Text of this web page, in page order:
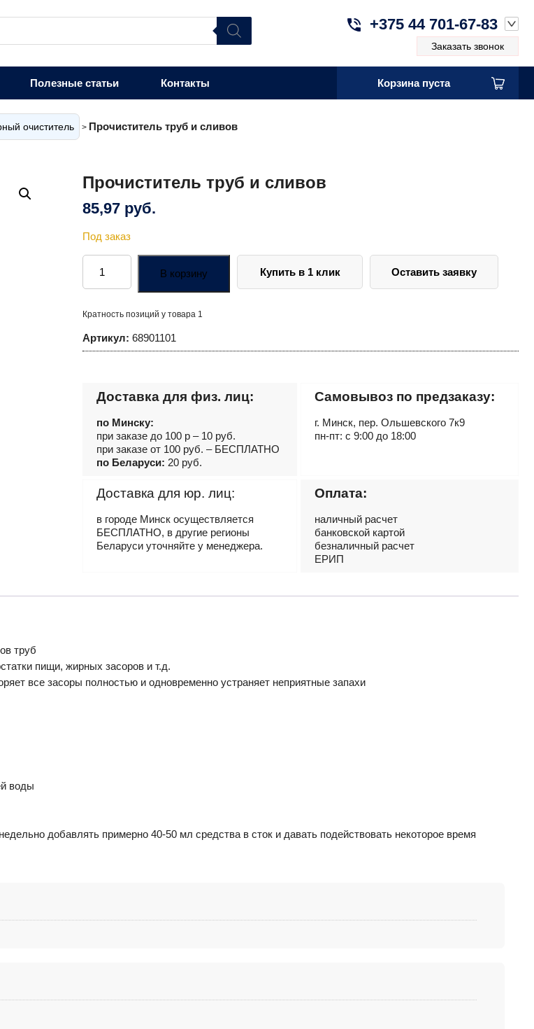
+375 44 701-67-83
Заказать звонок
Полезные статьи Контакты Корзина пуста
очиститель > Прочиститель труб и сливов
Прочиститель труб и сливов
85,97 руб.
Под заказ
Количество
товара
Прочиститель
труб
В корзину Оставить заявку
Купить в 1 клик
Кратность позиций у товара 1
Артикул: 68901101
Доставка для физ. лиц:
по Минску:
при заказе до 100 р – 10 руб.
при заказе от 100 руб. – БЕСПЛАТНО
по Беларуси: 20 руб.
Самовывоз по предзаказу:
г. Минск, пер. Ольшевского 7к9
пн-пт: с 9:00 до 18:00
Доставка для юр. лиц:
в городе Минск осуществляется
БЕСПЛАТНО, в другие регионы
Беларуси уточняйте у менеджера.
Оплата:
наличный расчет
банковской картой
безналичный расчет
ЕРИП
труб
пищи, жирных засоров и т.д.
все засоры полностью и одновременно устраняет неприятные запахи
воды
добавлять примерно 40-50 мл средства в сток и давать подействовать некоторое время